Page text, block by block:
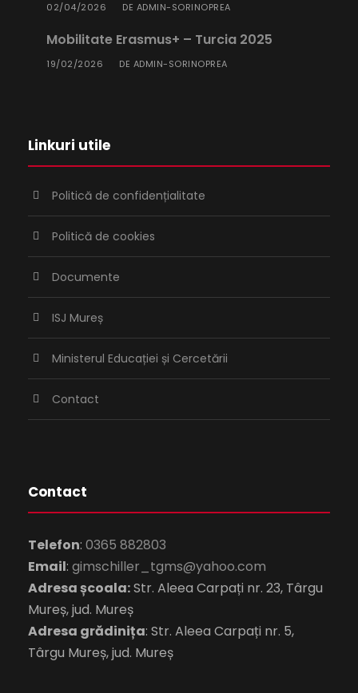
02/04/2026 DE ADMIN-SORINOPREA
Mobilitate Erasmus+ – Turcia 2025
19/02/2026 DE ADMIN-SORINOPREA
Linkuri utile
Politică de confidențialitate
Politică de cookies
Documente
ISJ Mureș
Ministerul Educației și Cercetării
Contact
Contact
Telefon: 0365 882803
Email: gimschiller_tgms@yahoo.com
Adresa școala:Str. Aleea Carpați nr. 23, Târgu
Mureș, jud. Mureș
Adresa grădinița: Str. Aleea Carpați nr. 5,
Târgu Mureș, jud. Mureș